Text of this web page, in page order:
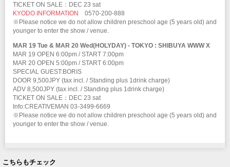
TICKET ON SALE：DEC 23 sat
KYODO INFORMATION 0570-200-888
※Please notice we do not allow children preschool age (5 years old) and
younger to enter the show / venue.
MAR 19 Tue & MAR 20 Wed(HOLYDAY) - TOKYO : SHIBUYA WWW X
MAR 19 OPEN 6:00pm / START 7:00pm
MAR 20 OPEN 5:00pm / START 6:00pm
SPECIAL GUEST:BORIS
DOOR 9,500JPY (tax incl. / Standing plus 1drink charge)
ADV 8,500JPY (tax incl. / Standing plus 1drink charge)
TICKET ON SALE：DEC 23 sat
Info:CREATIVEMAN 03-3499-6669
※Please notice we do not allow children preschool age (5 years old) and
younger to enter the show / venue.
こちらもチェック